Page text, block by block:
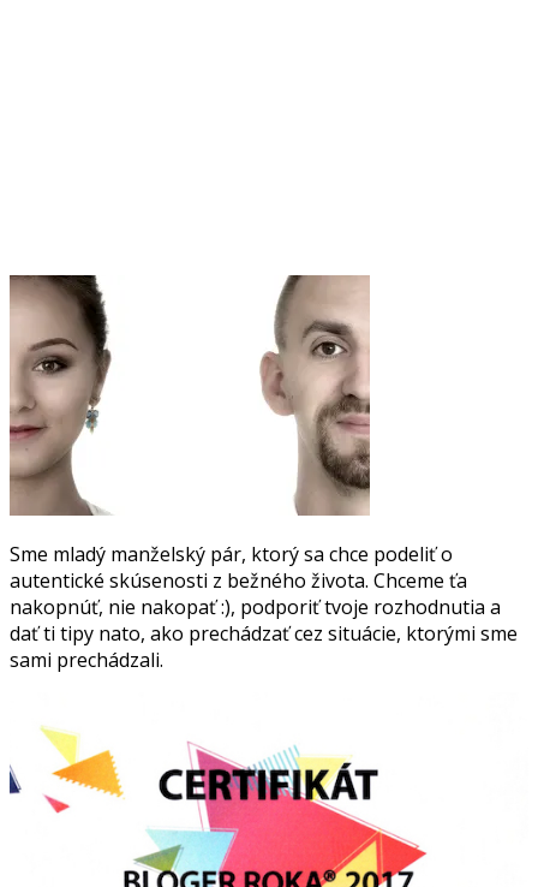
Sme mladý manželský pár, ktorý sa chce podeliť o
autentické skúsenosti z bežného života. Chceme ťa
nakopnúť, nie nakopať :), podporiť tvoje rozhodnutia a
dať ti tipy nato, ako prechádzať cez situácie, ktorými sme
sami prechádzali.